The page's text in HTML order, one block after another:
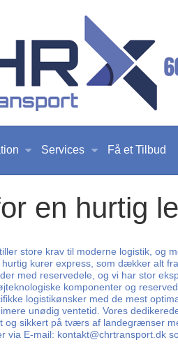
Services Få et Tilbud
en hurtig
store krav til moderne logistik, og
kurer express, som dækker alt
med reservedele, og vi har stor
komponenter og
logistikønsker med de mest
unødig ventetid. Vores
og sikkert på tværs af landegrænser
via E-mail: kontakt@chrtransport.dk